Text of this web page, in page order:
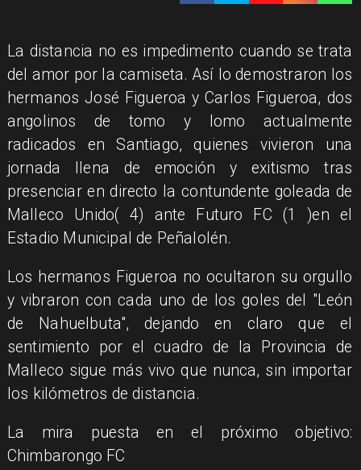
​La distancia no es impedimento cuando se trata
del amor por la camiseta. Así lo demostraron los
hermanos José Figueroa y Carlos Figueroa, dos
angolinos de tomo y lomo actualmente
radicados en Santiago, quienes vivieron una
jornada llena de emoción y exitismo tras
presenciar en directo la contundente goleada de
Malleco Unido( 4) ante Futuro FC (1 )en el
Estadio Municipal de Peñalolén.
​Los hermanos Figueroa no ocultaron su orgullo
y vibraron con cada uno de los goles del "León
de Nahuelbuta", dejando en claro que el
sentimiento por el cuadro de la Provincia de
Malleco sigue más vivo que nunca, sin importar
los kilómetros de distancia.
​La mira puesta en el próximo objetivo:
Chimbarongo FC